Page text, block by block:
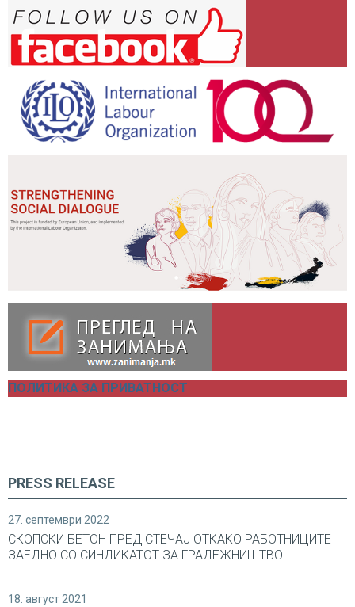
ПОЛИТИКА ЗА ПРИВАТНОСТ
PRESS RELEASE
27. септември 2022
СКОПСКИ БЕТОН ПРЕД СТЕЧАЈ ОТКАКО РАБОТНИЦИТЕ
ЗАЕДНО СО СИНДИКАТОТ ЗА ГРАДЕЖНИШТВО...
18. август 2021